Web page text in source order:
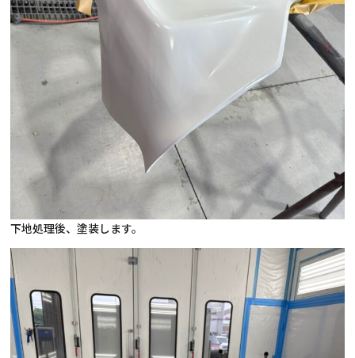
下地処理後、塗装します。